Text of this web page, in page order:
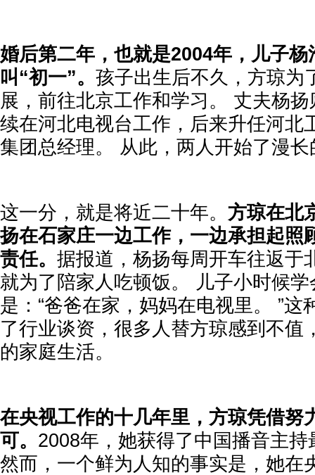
婚后第二年，也就是2004年，儿子杨
叫“初一”。 孩子出生后不久，方琼为
展，前往北京工作和学习。 丈夫杨
续在河北电视台工作，后来升任河北
集团总经理。 从此，两人开始了漫
这一分，就是将近二十年。 方琼在北
扬在石家庄一边工作，一边承担起照
责任。 据报道，杨扬每周开车往返于
就为了陪家人吃顿饭。 儿子小时候
是：“爸爸在家，妈妈在电视里。 ”这
了行业谈资，很多人替方琼感到不值
的家庭生活。
在央视工作的十几年里，方琼凭借努
可。 2008年，她获得了中国播音主持
然而，一个鲜为人知的事实是，她在